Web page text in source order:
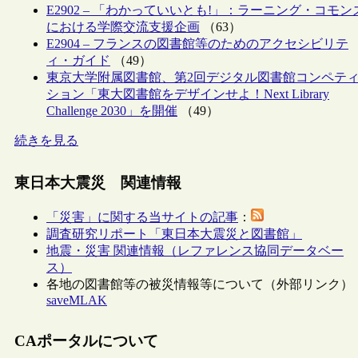
E2902 – 「わかっていいとも!」：ラーニング・コモン
における学際交流支援企画 （63）
E2904 – フランスの図書館等のためのアクセシビリテ
ィ・ガイド
（49）
東京大学附属図書館、第2回デジタル図書館コンペテ
ション「東大図書館をデザインせよ！Next Library
Challenge 2030」を開催 （49）
続きを見る
東日本大震災 関連情報
「災害」に関する当サイトの記事 ：
調査研究リポート「東日本大震災と図書館」
地震・災害 関連情報（レファレンス協同データベー
ス）
各地の図書館等の被災情報等について（外部リンク）
saveMLAK
CAポータルについて